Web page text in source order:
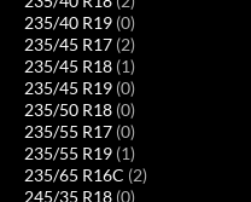
235/40 R19 (0)
235/45 R17 (2)
235/45 R18 (1)
235/45 R19 (0)
235/50 R18 (0)
235/55 R17 (0)
235/55 R19 (1)
235/65 R16C (2)
245/35 R18 (0)